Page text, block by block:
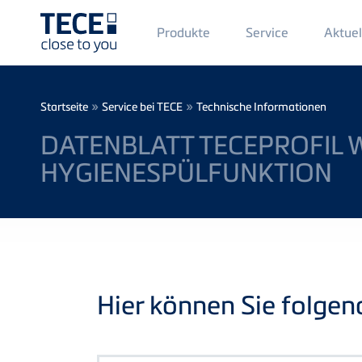
Main
Menü
1
Produkte Service
Breadcrumb
Startseite » Service bei TECE » Technische Informationen
DATENBLATT
HYGIENESPÜLFUNKTION
Hier können Sie